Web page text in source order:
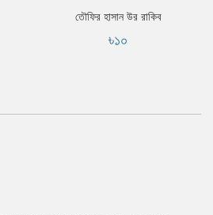
তৌফির হাসান উর রাকিব
৳১০